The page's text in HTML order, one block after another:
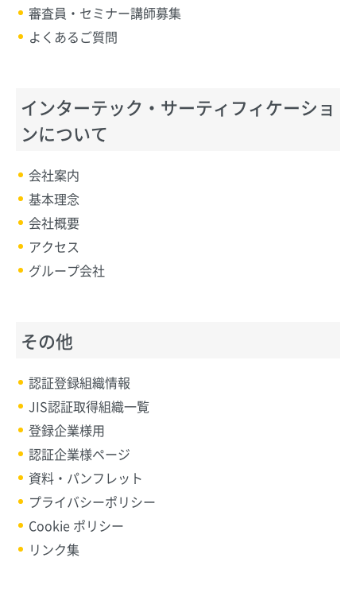
審査員・セミナー講師募集
よくあるご質問
インターテック・サーティフィケーショ
ンについて
会社案内
基本理念
会社概要
アクセス
グループ会社
その他
認証登録組織情報
JIS認証取得組織一覧
登録企業様用
認証企業様ページ
資料・パンフレット
プライバシーポリシー
Cookie ポリシー
リンク集